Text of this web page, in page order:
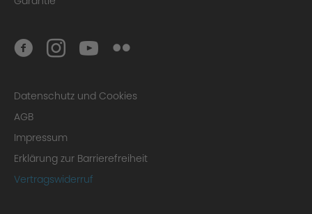
Datenschutz und Cookies
AGB
Impressum
Erklärung zur Barrierefreiheit
Vertragswiderruf